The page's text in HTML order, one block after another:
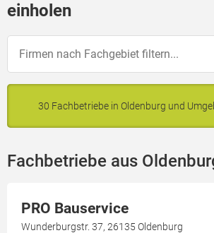
einholen
30 Fachbetriebe in Oldenburg und
Fachbetriebe aus
PRO Bauservice
Wunderburgstr. 37, 26135 Oldenburg